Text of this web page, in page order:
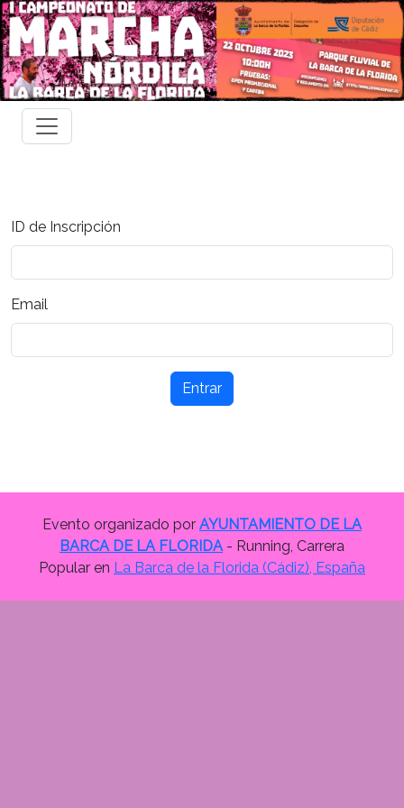
ID de Inscripción
Email
Entrar
Evento organizado por AYUNTAMIENTO DE LA
BARCA DE LA FLORIDA - Running, Carrera
Popular en La Barca de la Florida (Cádiz), España